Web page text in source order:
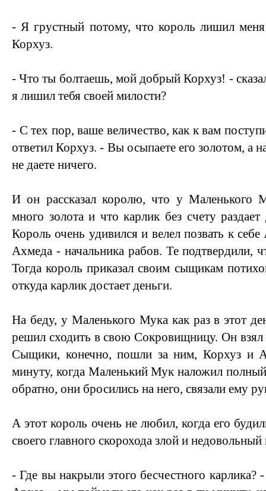
- Я грустный потому, что король лишил
Корхуз.
- Что ты болтаешь, мой добрый Корхуз! -
я лишил тебя своей милости?
- С тех пор, ваше величество, как к вам
ответил Корхуз. - Вы осыпаете его золотом, а
не даете ничего.
И он рассказал королю, что у Маленького
много золота и что карлик без счету
Король очень удивился и велел позвать к себе
Ахмеда - начальника рабов. Те подтвердили,
Тогда король приказал своим сыщикам
откуда карлик достает деньги.
На беду, у Маленького Мука как раз в этот
решил сходить в свою Сокровищницу. Он взял
Сыщики, конечно, пошли за ним, Корхуз и
минуту, когда Маленький Мук наложил полный
обратно, они бросились на него, связали ему
А этот король очень не любил, когда его
своего главного скорохода злой и
- Где вы накрыли этого бесчестного карлика?